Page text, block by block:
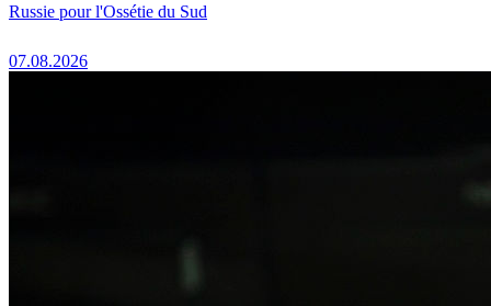
Russie pour l'Ossétie du Sud
07.08.2026